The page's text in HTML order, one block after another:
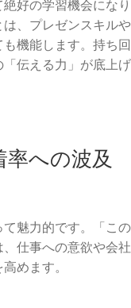
好の学習機会になり
、プレゼンスキルや
機能します。持ち回
伝える力」が底上げ
への波及
魅力的です。「この
仕事への意欲や会社
めます。